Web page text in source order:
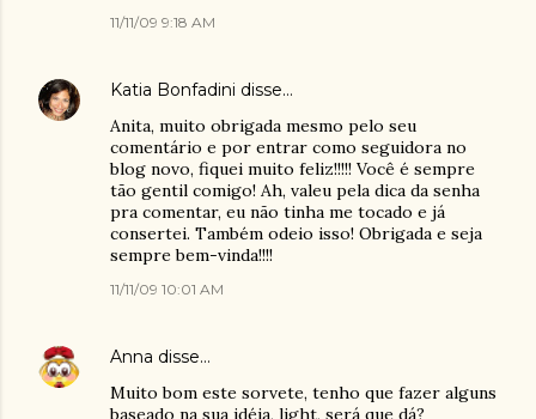
11/11/09 9:18 AM
Katia Bonfadini disse…
Anita, muito obrigada mesmo pelo seu
comentário e por entrar como seguidora no
blog novo, fiquei muito feliz!!!!! Você é sempre
tão gentil comigo! Ah, valeu pela dica da senha
pra comentar, eu não tinha me tocado e já
consertei. Também odeio isso! Obrigada e seja
sempre bem-vinda!!!!
11/11/09 10:01 AM
Anna disse…
Muito bom este sorvete, tenho que fazer alguns
baseado na sua idéia, light, será que dá?